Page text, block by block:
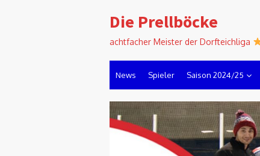
to
Die Prellböcke
achtfacher Meister der Dorfteichliga
News Spieler Saison 2024/25